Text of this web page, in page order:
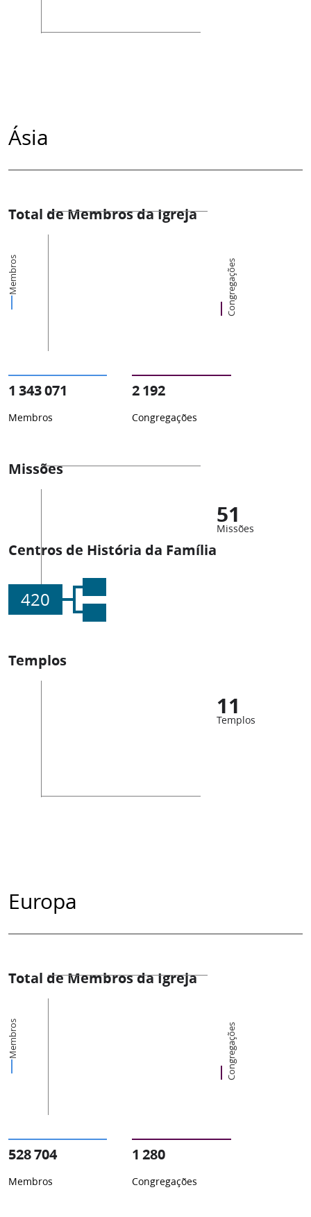
Ásia
Total de Membros da Igreja
Membros Congregações
1 343 071
Membros
2 192
Congregações
Missões
51
Missões
Centros de História da Família
420
Templos
11
Templos
Europa
Total de Membros da Igreja
Membros Congregações
528 704
Membros
1 280
Congregações